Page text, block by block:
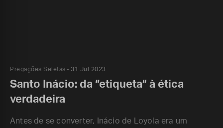
Pregações Seletas 31 Jul 2023
Santo Inácio: da “etiqueta” à ética
verdadeira
Antes de se converter, Inácio de Loyola era um